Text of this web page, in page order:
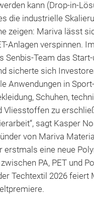
kann (Drop-in-
die industrielle
zeigen: Mariva lässt
Anlagen verspinnen.
Senbis-Team das
sicherte sich
Anwendungen in
Schuhen,
Vliesstoffen zu
sagt Kasper
von Mariva
erstmals eine neue
PA, PET und
Techtextil 2026 feiert